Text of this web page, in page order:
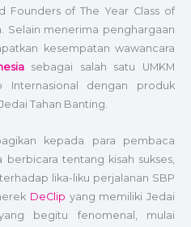
Founders of The Year Class of
Selain menerima penghargaan
kesempatan wawancara
sebagai salah satu UMKM
Internasional dengan produk
Tahan Banting.
kepada para pembaca
berbicara tentang kisah sukses,
lika-liku perjalanan SBP
DeClip yang memiliki Jedai
begitu fenomenal, mulai